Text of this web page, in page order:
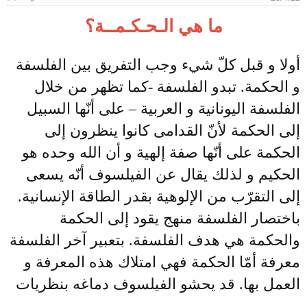
و
ء
ما هي الـحـكـمــة؟
أولا و قبل كلّ شيء وجب التفريق بين الفلسفة
و الحكمة. تبدو الفلسفة -كما تظهر من خلال
الفلسفة اليونانية و العربية – على أنّها السبيل
إلى الحكمة لأنّ القدامى كانوا ينظرون إلى
الحكمة على أنّها صفة إلهية و أن الله وحده هو
الحكيم و لذلك يقال عن الفيلسوف أنّه يسعى
إلى التقرّب من الإلوهية بقدر الطاقة الإنسانية.
باختصار الفلسفة منهج يقود إلى الحكمة
والحكمة هي هدف الفلسفة. بتعبير آخر الفلسفة
معرفة أمّا الحكمة فهي امتلاك هذه المعرفة و
العمل بها. قد يحشو الفيلسوف دماغه بنظريات